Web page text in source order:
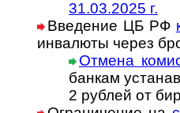
31.03.2025 г.
Введение ЦБ РФ
инва­люты через
Отмена
банкам
2 руб­лей от